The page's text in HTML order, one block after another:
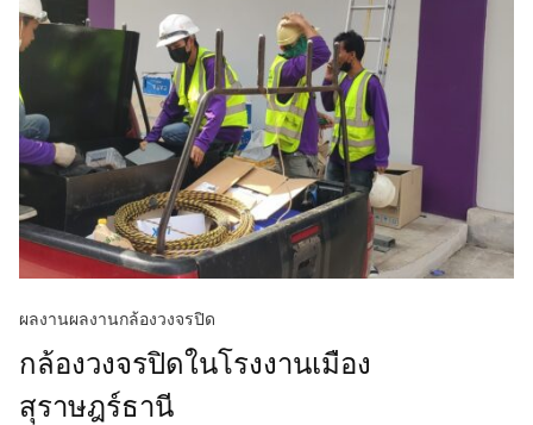
ผลงานผลงานกล้องวงจรปิด
กล้องวงจรปิดในโรงงานเมือง
สุราษฎร์ธานี